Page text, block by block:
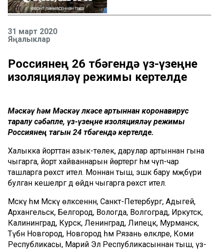
31 март 2020
Яңалыклар
Россиянең 26 төбәгендә үз-үзеңне
изоляцияләү режимы кертелде
Мәскәү һәм Мәскәү өлкәсе артыннан коронавирус
таралу сәбәпле, үз-үзеңне изоляцияләү режимы
Россиянең тагын 24 төбәгендә кертелде.
Халыкка йорттан азык-төлек, дарулар артыннан гына
чыгарга, йорт хайваннарын йөртергә һәм чүп-чар
ташларга рөхсәт ителә. Моннан тыш, эшкә бару мәҗбүри
булган кешеләргә дә өйдән чыгарга рөхсәт ителә.
Мәскәү һәм Мәскәү өлкәсеннән, Санкт-Петербург, Адыгей,
Архангельск, Белгород, Вологда, Волгоград, Иркутск,
Калининград, Курск, Ленинград, Липецк, Мурманск,
Түбән Новгород, Новгород һәм Рязань өлкәләре, Коми
Республикасы, Марий Эл Республикасыннан тыш, үз-